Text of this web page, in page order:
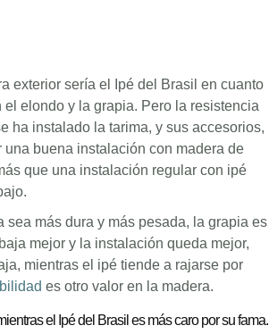
exterior sería el Ipé del Brasil en cuanto
elondo y la grapia. Pero la resistencia
ha instalado la tarima, y sus accesorios,
buena instalación con madera de
que una instalación regular con ipé
sea más dura y más pesada, la grapia es
mejor y la instalación queda mejor,
mientras el ipé tiende a rajarse por
es otro valor en la madera.
el Ipé del Brasil es más caro por su fama.